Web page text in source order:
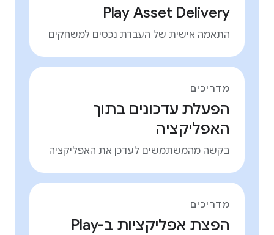
Play Asset Delivery
התאמה אישית של העברת נכסים למשחקים
מדריכים
הפעלת עדכונים בתוך
האפליקציה
בקשה מהמשתמשים לעדכן את האפליקציה
מדריכים
הפצת אפליקציות ב-Play